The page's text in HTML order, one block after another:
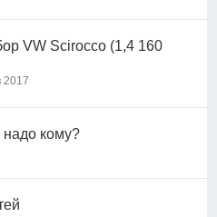
VW Scirocco (1,4 160
2017
надо кому?